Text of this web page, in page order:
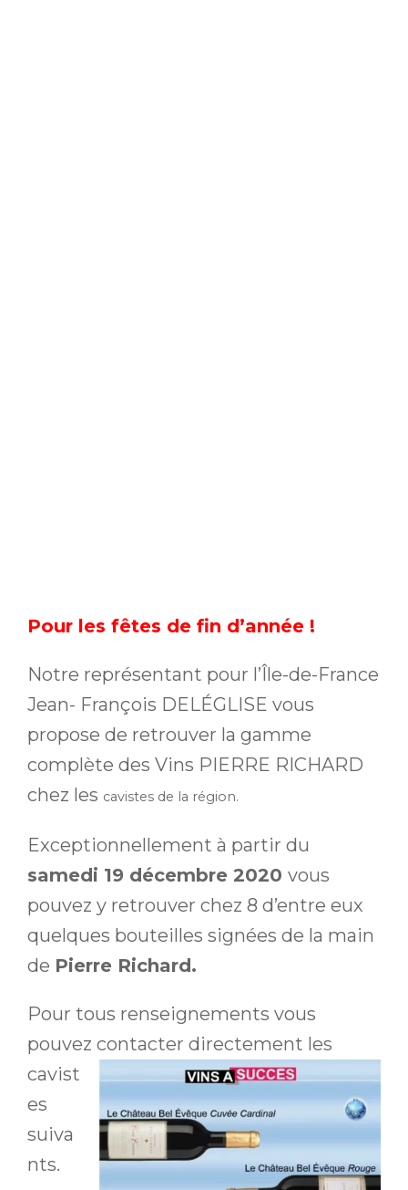
Pour les fêtes de fin d’année !
Notre représentant pour l’Île-de-France
Jean- François DELÉGLISE vous
propose de retrouver la gamme
complète des Vins PIERRE RICHARD
chez les cavistes de la région.
Exceptionnellement à partir du
samedi 19 décembre 2020 vous
pouvez y retrouver chez 8 d’entre eux
quelques bouteilles signées de la main
de Pierre Richard.
Pour tous renseignements vous
pouvez contacter directement les
cavist
es
suiva
nts.